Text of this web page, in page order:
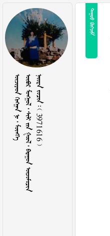
                3971616 
 